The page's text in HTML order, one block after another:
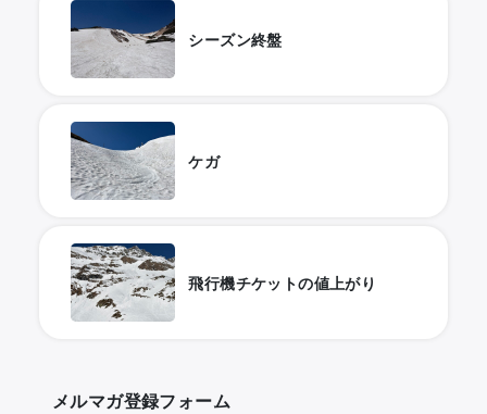
シーズン終盤
ケガ
飛行機チケットの値上がり
メルマガ登録フォーム